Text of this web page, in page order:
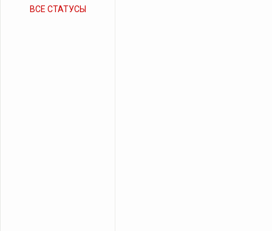
ВСЕ СТАТУСЫ